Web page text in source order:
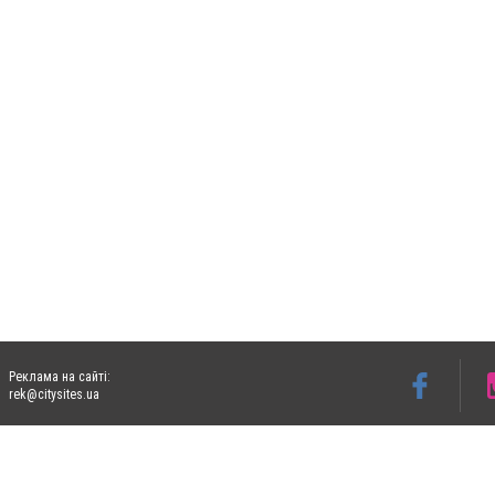
Реклама на сайті:
rek@citysites.ua